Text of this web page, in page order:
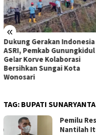
«
Dukung Gerakan Indonesia
ASRI, Pemkab Gunungkidul
Gelar Korve Kolaborasi
Bersihkan Sungai Kota
Wonosari
TAG: BUPATI SUNARYANTA
Pemilu
Nantilah